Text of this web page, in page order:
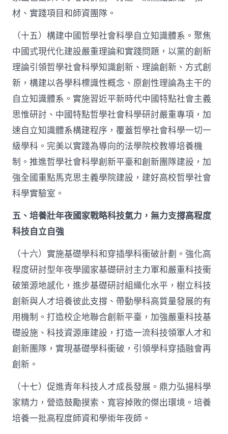
材、實踐項目和師資團隊。
（十五）構建中國哲學社會科學自立知識體系。聚焦
中國式現代化建設嚴重理論和實踐問題，以黨的創新
理論引領哲學社會科學知識創新、理論創新、方式創
新，構建以各學科標識性概念、原創性理論為主干的
自立知識體系。實施習近平新時代中國特點社會主義
思惟研討、中國特點哲學社會科學研討嚴重專項，加
速自立知識體系構建程序，覆蓋哲學社會科學一切一
級學科。完美以實踐為導向的法學院校教導培養機
制。推進哲學社會科學創新平臺和創新團隊建設，加
強全國重點馬克思主義學院建設，建好高校哲學社會
科學實驗室。
五、培養壯年夜國家戰略科技氣力，無力支撐高程度
科技自立自強
（十六）實施基礎學科和穿插學科衝破計劃。強化高
程度研討型年夜學國家基礎研討主力軍和嚴重科技衝
破策源地感化，進步基礎研討組織化水平，樹立科技
創新與人才培養彼此支撐、帶動學科高質量發展的有
用機制。打造校企地聯合創新平臺，加強嚴重科技基
礎設施、科技資源庫建設，打造一流科技領軍人才和
創新團隊，實現基礎學科衝破，引領學科穿插融會再
創新。
（十七）促進青年科技人才成長發展。鼎力弘揚科學
家精力，營造鼓勵摸索、寬容掉敗的傑出環境。培養
培養一批高程度師資和學術年夜師。